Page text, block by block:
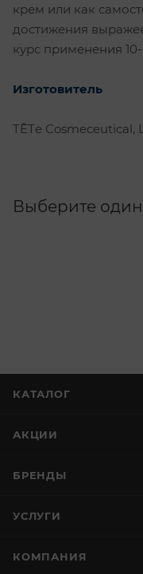
крем или как
достижения
курс применения 10-
Изготовитель
TÊTе
Выберите
КАТАЛОГ
АКЦИИ
БРЕНДЫ
УСЛУГИ
КОМПАНИЯ